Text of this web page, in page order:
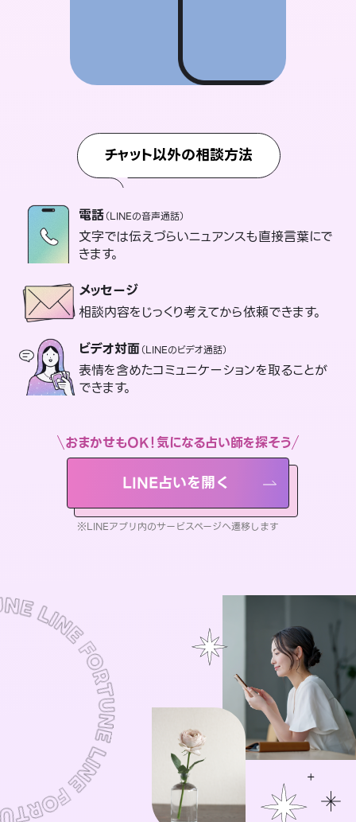
チャット以外の相談方法
電話（LINEの音声通話）
文字では伝えづらいニュアンスも直接言葉にで
きます。
メッセージ
相談内容をじっくり考えてから依頼できます。
ビデオ対面（LINEのビデオ通話）
表情を含めたコミュニケーションを取ることが
できます。
おまかせもOK！気になる占い師を探そう
LINE占いを開く
※LINEアプリ内のサービスページへ遷移します